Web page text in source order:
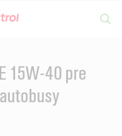
15W-40 pre